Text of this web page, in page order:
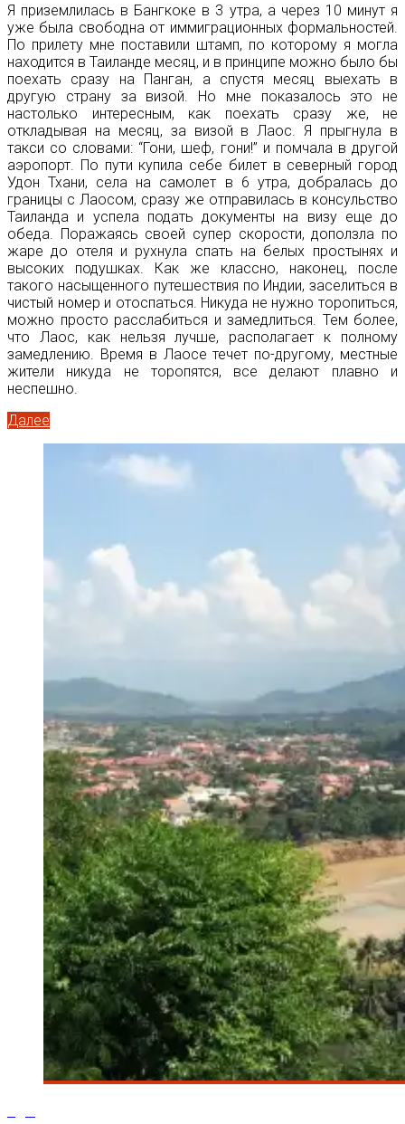
Я приземлилась в Бангкоке в 3 утра, а через 10 минут я
уже была свободна от иммиграционных формальностей.
По прилету мне поставили штамп, по которому я могла
находится в Таиланде месяц, и в принципе можно было бы
поехать сразу на Панган, а спустя месяц выехать в
другую страну за визой. Но мне показалось это не
настолько интересным, как поехать сразу же, не
откладывая на месяц, за визой в Лаос. Я прыгнула в
такси со словами: “Гони, шеф, гони!” и помчала в другой
аэропорт. По пути купила себе билет в северный город
Удон Тхани, села на самолет в 6 утра, добралась до
границы с Лаосом, сразу же отправилась в консульство
Таиланда и успела подать документы на визу еще до
обеда. Поражаясь своей супер скорости, доползла по
жаре до отеля и рухнула спать на белых простынях и
высоких подушках. Как же классно, наконец, после
такого насыщенного путешествия по Индии, заселиться в
чистый номер и отоспаться. Никуда не нужно торопиться,
можно просто расслабиться и замедлиться. Тем более,
что Лаос, как нельзя лучше, располагает к полному
замедлению. Время в Лаосе течет по-другому, местные
жители никуда не торопятся, все делают плавно и
неспешно.
Далее